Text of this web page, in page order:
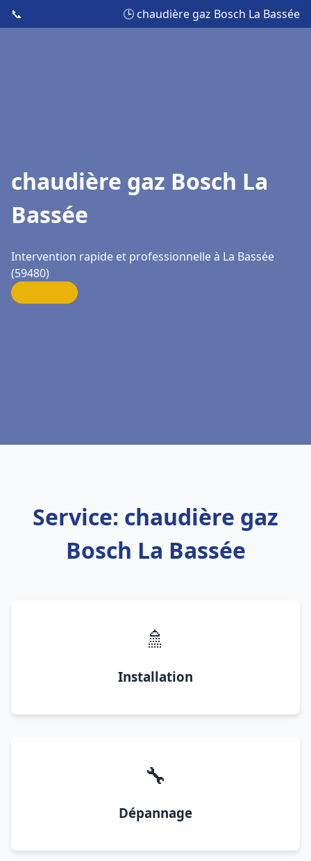
📞 🕒 chaudière gaz Bosch La Bassée
chaudière gaz Bosch La
Bassée
Intervention rapide et professionnelle à La Bassée
(59480)
Service: chaudière gaz
Bosch La Bassée
🚿
Installation
🔧
Dépannage